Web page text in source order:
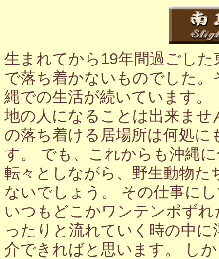
生まれてから19年間過ごし
で落ち着かないものでした
縄での生活が続いています
地の人になることは出来ま
の落ち着ける居場所は何処
す。 でも、これからも沖縄
転々としながら、野生動物
ないでしょう。 その仕事に
いつもどこかワンテンポず
ったりと流れていく時の中
介できればと思います。 し